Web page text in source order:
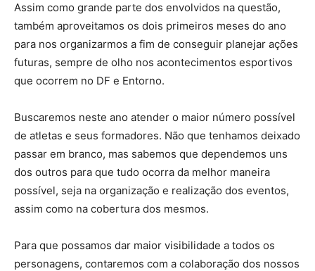
Assim como grande parte dos envolvidos na questão,
também aproveitamos os dois primeiros meses do ano
para nos organizarmos a fim de conseguir planejar ações
futuras, sempre de olho nos acontecimentos esportivos
que ocorrem no DF e Entorno.
Buscaremos neste ano atender o maior número possível
de atletas e seus formadores. Não que tenhamos deixado
passar em branco, mas sabemos que dependemos uns
dos outros para que tudo ocorra da melhor maneira
possível, seja na organização e realização dos eventos,
assim como na cobertura dos mesmos.
Para que possamos dar maior visibilidade a todos os
personagens, contaremos com a colaboração dos nossos